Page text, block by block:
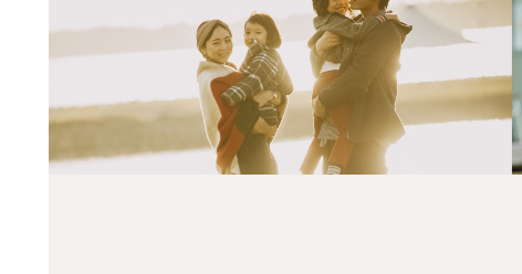
2025年09月24日
外国人交流会を開催します！参加者募集中！